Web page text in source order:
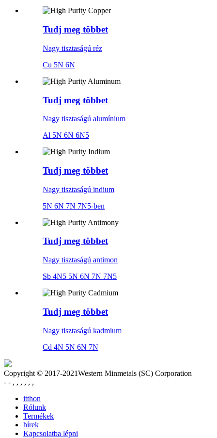
Tudj meg többet
Nagy tisztaságú réz
Cu 5N 6N
Tudj meg többet
Nagy tisztaságú alumínium
Al 5N 6N 6N5
Tudj meg többet
Nagy tisztaságú indium
5N 6N 7N 7N5-ben
Tudj meg többet
Nagy tisztaságú antimon
Sb 4N5 5N 6N 7N 7N5
Tudj meg többet
Nagy tisztaságú kadmium
Cd 4N 5N 6N 7N
Copyright © 2017-2021Western Minmetals (SC) Corporation
- - , , , , , ,
itthon
Rólunk
Termékek
hírek
Kapcsolatba lépni